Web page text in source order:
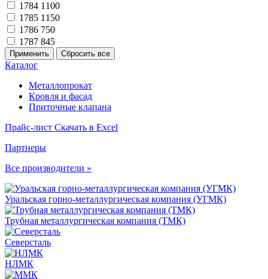
1784 1100
1785 1150
1786 750
1787 845
Каталог
Металлопрокат
Кровля и фасад
Приточные клапана
Прайс-лист Скачать в Excel
Партнеры
Все производители »
Уральская горно-металлургическая компания (УГМК)
Трубная металлургическая компания (ТМК)
Северсталь
НЛМК